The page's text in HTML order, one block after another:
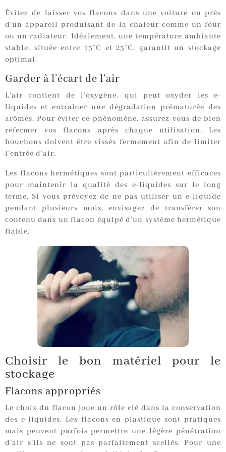
Évitez de laisser vos flacons dans une voiture ou près
d’un appareil produisant de la chaleur comme un four
ou un radiateur. Idéalement, une température ambiante
stable, située entre 15°C et 25°C, garantit un stockage
optimal.
Garder à l’écart de l’air
L’air contient de l’oxygène, qui peut oxyder les e-
liquides et entraîner une dégradation prématurée des
arômes. Pour éviter ce phénomène, assurez-vous de bien
refermer vos flacons après chaque utilisation. Les
bouchons doivent être vissés fermement afin de limiter
l’entrée d’air.
Les flacons hermétiques sont particulièrement efficaces
pour maintenir la qualité des e-liquides sur le long
terme. Si vous prévoyez de ne pas utiliser un e-liquide
pendant plusieurs mois, envisagez de transférer son
contenu dans un flacon équipé d’un système hermétique
fiable.
Choisir le bon matériel pour le
stockage
Flacons appropriés
Le choix du flacon joue un rôle clé dans la conservation
des e-liquides. Les flacons en plastique sont pratiques
mais peuvent parfois permettre une légère pénétration
d’air s’ils ne sont pas parfaitement scellés. Pour une